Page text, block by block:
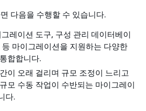
다음을 수행할 수 있습니다.
레이션 도구, 구성 관리 데이터베이
등 마이그레이션을 지원하는 다양한
합합니다.
이 오래 걸리며 규모 조정이 느리고
모 수동 작업이 수반되는 마이그레이
다.